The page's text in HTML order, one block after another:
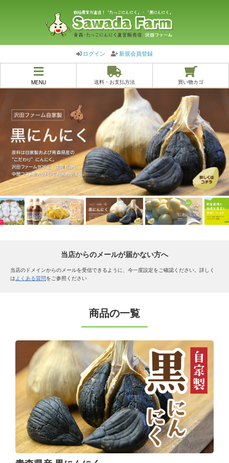
ログイン 新規会員登録
MENU 送料・お支払方法 買い物カゴ
当店からのメールが届かない方へ
当店のドメインからのメールを受信できるように、今一度設定をご確認ください。詳しく
は よくある質問をご参照ください
商品の一覧